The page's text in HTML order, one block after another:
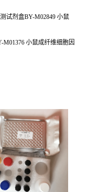
试剂盒BY-M02849 小鼠
M01376 小鼠成纤维细胞因